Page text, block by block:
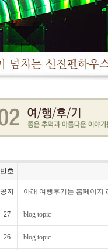
번호
공지 아래 여행후기는 홈페이지
27 blog topic
26 blog topic